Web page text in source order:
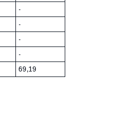
-
-
-
-
69,19